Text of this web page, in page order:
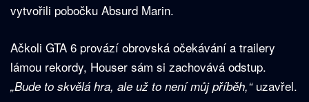
vytvořili pobočku Absurd Marin.
Ačkoli GTA 6 provází obrovská očekávání a trailery
lámou rekordy, Houser sám si zachovává odstup.
„Bude to skvělá hra, ale už to není můj příběh,“uzavřel.